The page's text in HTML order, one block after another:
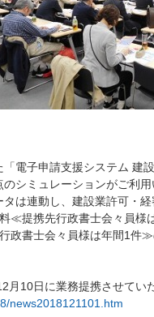
電子申請支援システム 建
シミュレーションがご利用
は連動し、建設業許可・
≪提携先行政書士会々員
政書士会々員様は年間1件
10日に業務提携させてい
news2018121101.htm